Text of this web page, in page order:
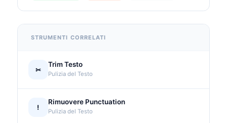
STRUMENTI CORRELATI
✂
Trim Testo
Pulizia del Testo
!
Rimuovere Punctuation
Pulizia del Testo